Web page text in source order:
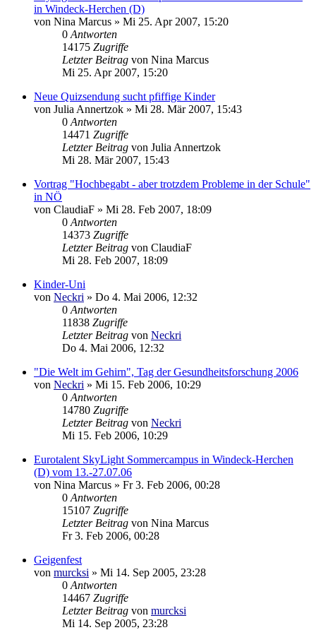
in Windeck-Herchen (D)
von Nina Marcus » Mi 25. Apr 2007, 15:20
0 Antworten
14175 Zugriffe
Letzter Beitrag von Nina Marcus
Mi 25. Apr 2007, 15:20
Neue Quizsendung sucht pfiffige Kinder
von Julia Annertzok » Mi 28. Mär 2007, 15:43
0 Antworten
14471 Zugriffe
Letzter Beitrag von Julia Annertzok
Mi 28. Mär 2007, 15:43
Vortrag "Hochbegabt - aber trotzdem Probleme in der Schule"
in NÖ
von ClaudiaF » Mi 28. Feb 2007, 18:09
0 Antworten
14373 Zugriffe
Letzter Beitrag von ClaudiaF
Mi 28. Feb 2007, 18:09
Kinder-Uni
von Neckri » Do 4. Mai 2006, 12:32
0 Antworten
11838 Zugriffe
Letzter Beitrag von Neckri
Do 4. Mai 2006, 12:32
"Die Welt im Gehirn", Tag der Gesundheitsforschung 2006
von Neckri » Mi 15. Feb 2006, 10:29
0 Antworten
14780 Zugriffe
Letzter Beitrag von Neckri
Mi 15. Feb 2006, 10:29
Eurotalent SkyLight Sommercampus in Windeck-Herchen
(D) vom 13.-27.07.06
von Nina Marcus » Fr 3. Feb 2006, 00:28
0 Antworten
15107 Zugriffe
Letzter Beitrag von Nina Marcus
Fr 3. Feb 2006, 00:28
Geigenfest
von murcksi » Mi 14. Sep 2005, 23:28
0 Antworten
14467 Zugriffe
Letzter Beitrag von murcksi
Mi 14. Sep 2005, 23:28